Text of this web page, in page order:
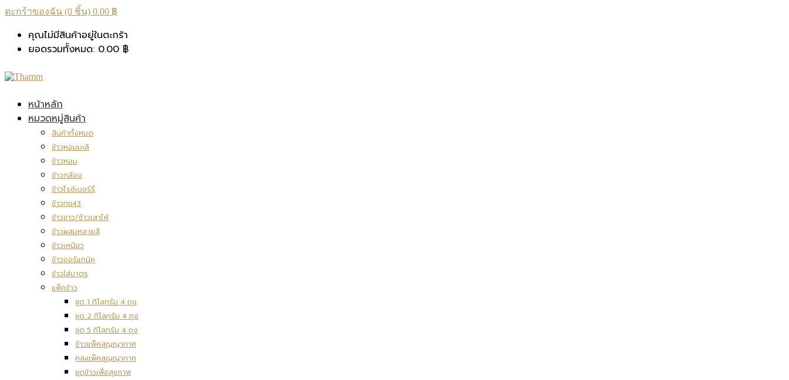
ตะกร้าของฉัน (0 ชิ้น) 0.00 ฿
คุณไม่มีสินค้าอยู่ในตะกร้า
ยอดรวมทั้งหมด: 0.00 ฿
หน้าหลัก
หมวดหมู่สินค้า
สินค้าทั้งหมด
ข้าวหอมมะลิ
ข้าวหอม
ข้าวกล้อง
ข้าวไรซ์เบอร์รี่
ข้าวกข43
ข้าวขาว/ข้าวเสาไห้
ข้าวผสมหลายสี
ข้าวเหนียว
ข้าวออร์แกนิค
ข้าวใส่บาตร
แพ็คข้าว
ชุด 1 กิโลกรัม 4 ถุง
ชุด 2 กิโลกรัม 4 ถุง
ชุด 5 กิโลกรัม 4 ถุง
ข้าวแพ็คสุญญากาศ
คละแพ็คสุญญากาศ
ชุดข้าวเพื่อสุขภาพ